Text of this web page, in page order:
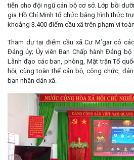
tiễn cho đội ngũ cán bộ cơ sở. Lớp bồi
gia Hồ Chí Minh tổ chức bằng hình thức
khoảng 3.400 điểm cầu xã trên phạm vi
Tham dự tại điểm cầu xã Cư M’gar có
Đảng ủy; Ủy viên Ban Chấp hành Đảng
Lãnh đạo các ban, phòng, Mặt trận Tổ
hội, cùng toàn thể cán bộ, công chức,
ban nhân dân xã.